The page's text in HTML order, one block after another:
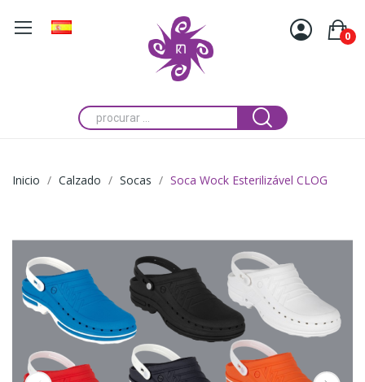
0
Inicio Calzado Socas Soca Wock Esterilizável CLOG